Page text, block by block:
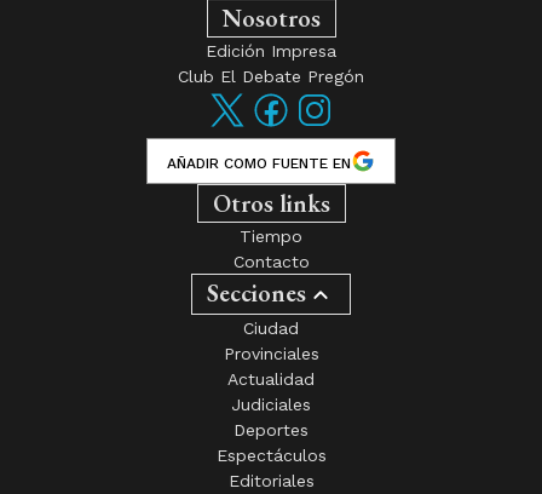
Nosotros
Edición Impresa
Club El Debate Pregón
AÑADIR COMO FUENTE EN
Otros links
Tiempo
Contacto
Secciones
Ciudad
Provinciales
Actualidad
Judiciales
Deportes
Espectáculos
Editoriales